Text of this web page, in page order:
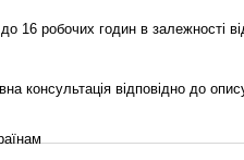
16 робочих годин в залежності
консультація відповідно до